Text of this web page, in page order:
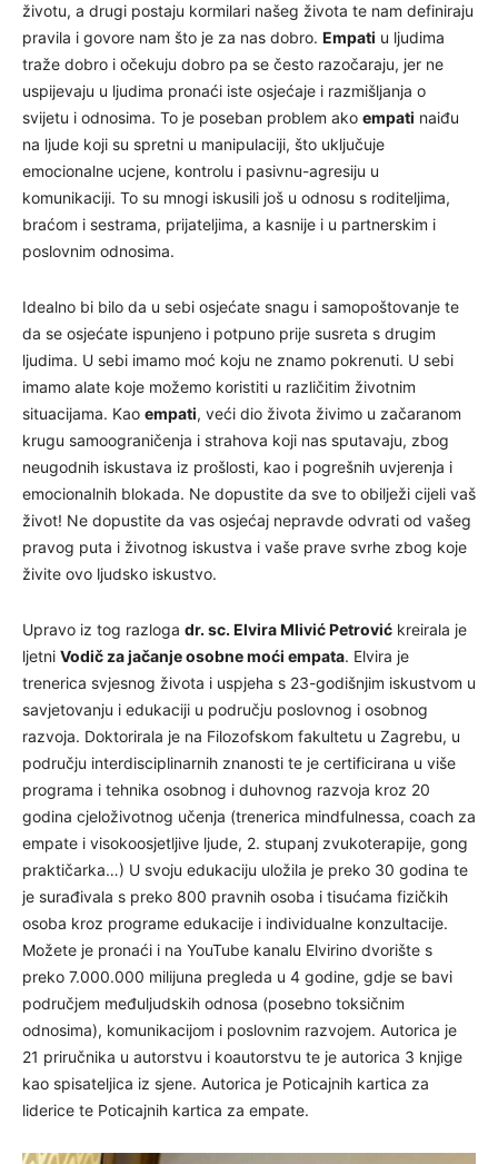
životu, a drugi postaju kormilari našeg života te nam definiraju
pravila i govore nam što je za nas dobro. Empati u ljudima
traže dobro i očekuju dobro pa se često razočaraju, jer ne
uspijevaju u ljudima pronaći iste osjećaje i razmišljanja o
svijetu i odnosima. To je poseban problem ako empati naiđu
na ljude koji su spretni u manipulaciji, što uključuje
emocionalne ucjene, kontrolu i pasivnu-agresiju u
komunikaciji. To su mnogi iskusili još u odnosu s roditeljima,
braćom i sestrama, prijateljima, a kasnije i u partnerskim i
poslovnim odnosima.
Idealno bi bilo da u sebi osjećate snagu i samopoštovanje te
da se osjećate ispunjeno i potpuno prije susreta s drugim
ljudima. U sebi imamo moć koju ne znamo pokrenuti. U sebi
imamo alate koje možemo koristiti u različitim životnim
situacijama. Kao empati, veći dio života živimo u začaranom
krugu samoograničenja i strahova koji nas sputavaju, zbog
neugodnih iskustava iz prošlosti, kao i pogrešnih uvjerenja i
emocionalnih blokada. Ne dopustite da sve to obilježi cijeli vaš
život! Ne dopustite da vas osjećaj nepravde odvrati od vašeg
pravog puta i životnog iskustva i vaše prave svrhe zbog koje
živite ovo ljudsko iskustvo.
Upravo iz tog razloga dr. sc. Elvira Mlivić Petrović kreirala je
ljetni Vodič za jačanje osobne moći empata. Elvira je
trenerica svjesnog života i uspjeha s 23-godišnjim iskustvom u
savjetovanju i edukaciji u području poslovnog i osobnog
razvoja. Doktorirala je na Filozofskom fakultetu u Zagrebu, u
području interdisciplinarnih znanosti te je certificirana u više
programa i tehnika osobnog i duhovnog razvoja kroz 20
godina cjeloživotnog učenja (trenerica mindfulnessa, coach za
empate i visokoosjetljive ljude, 2. stupanj zvukoterapije, gong
praktičarka…) U svoju edukaciju uložila je preko 30 godina te
je surađivala s preko 800 pravnih osoba i tisućama fizičkih
osoba kroz programe edukacije i individualne konzultacije.
Možete je pronaći i na YouTube kanalu Elvirino dvorište s
preko 7.000.000 milijuna pregleda u 4 godine, gdje se bavi
područjem međuljudskih odnosa (posebno toksičnim
odnosima), komunikacijom i poslovnim razvojem. Autorica je
21 priručnika u autorstvu i koautorstvu te je autorica 3 knjige
kao spisateljica iz sjene. Autorica je Poticajnih kartica za
liderice te Poticajnih kartica za empate.